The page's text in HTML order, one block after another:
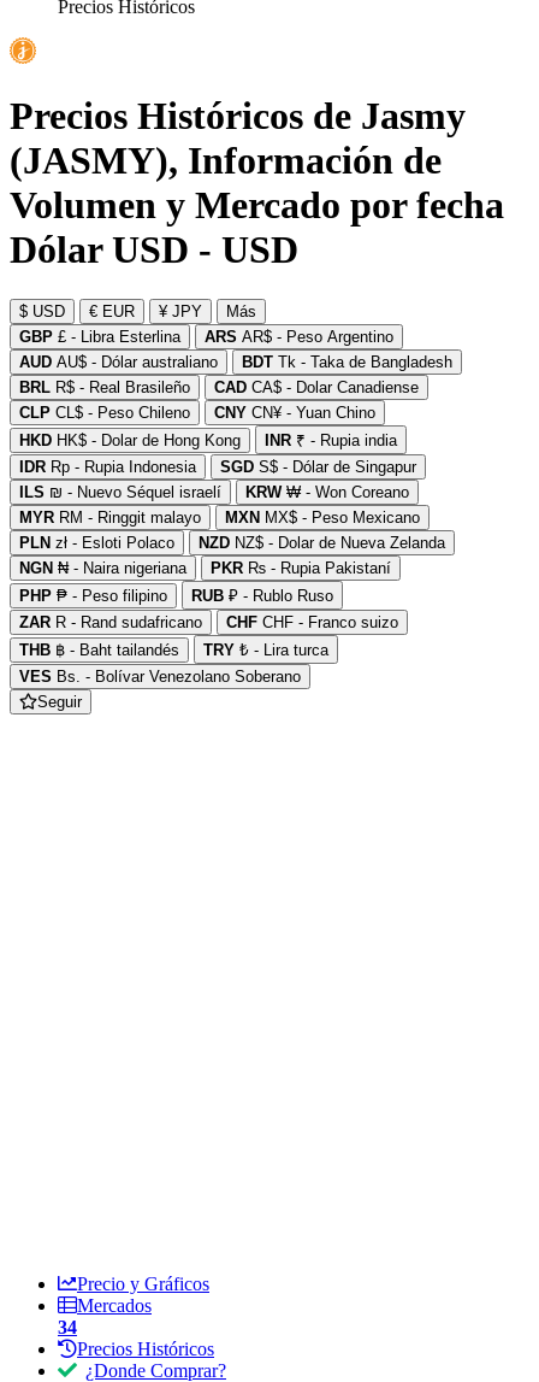
Precios Históricos
Precios Históricos de Jasmy
(JASMY), Información de
Volumen y Mercado por fecha
Dólar USD - USD
$ USD € EUR ¥ JPY
Más
GBP £ - Libra Esterlina ARS AR$ - Peso Argentino
AUD AU$ - Dólar australiano BDT Tk - Taka de Bangladesh
BRL R$ - Real Brasileño CAD CA$ - Dolar Canadiense
CLP CL$ - Peso Chileno CNY CN¥ - Yuan Chino
HKD HK$ - Dolar de Hong Kong INR ₹ - Rupia india
IDR Rp - Rupia Indonesia SGD S$ - Dólar de Singapur
ILS ₪ - Nuevo Séquel israelí KRW₩ - Won Coreano
MYR RM - Ringgit malayo MXN MX$ - Peso Mexicano
PLN zł - Esloti Polaco NZD NZ$ - Dolar de Nueva Zelanda
NGN ₦ - Naira nigeriana PKR ₨ - Rupia Pakistaní
PHP ₱ - Peso filipino RUB ₽ - Rublo Ruso
ZAR R - Rand sudafricano CHF CHF - Franco suizo
THB ฿ - Baht tailandés TRY ₺ - Lira turca
VES Bs. - Bolívar Venezolano Soberano
Seguir
Precio y Gráficos
Mercados
34
Precios Históricos
¿Donde Comprar?